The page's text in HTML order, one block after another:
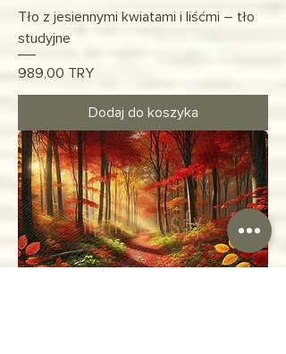
Tło z jesiennymi kwiatami i liśćmi – tło
studyjne
Cena
989,00 TRY
Dodaj do koszyka